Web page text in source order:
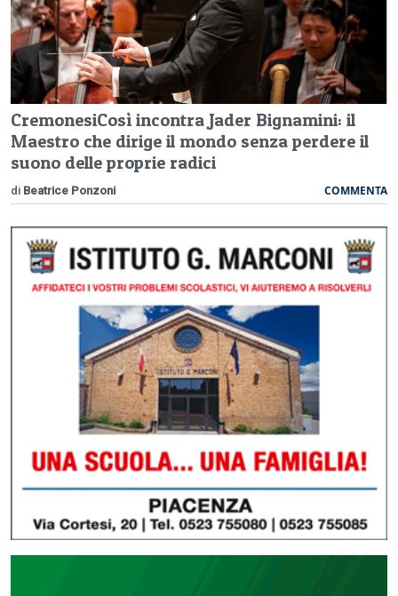
CremonesiCosì incontra Jader Bignamini: il
Maestro che dirige il mondo senza perdere il
suono delle proprie radici
di Beatrice Ponzoni COMMENTA